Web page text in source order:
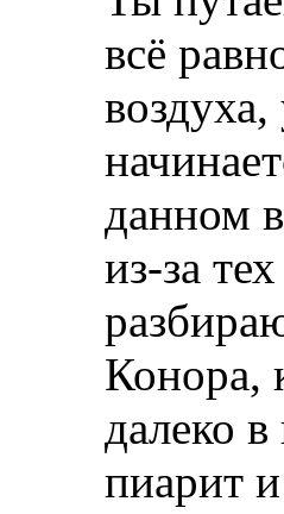
всё
данном
из-за
Конора,
далеко
пиарит